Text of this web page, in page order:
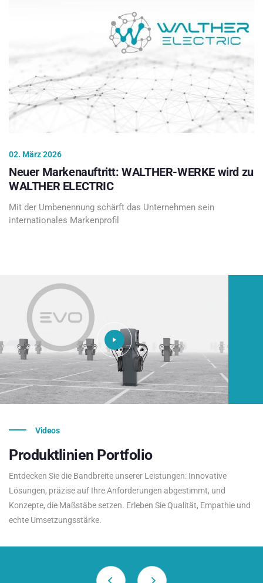
02. März 2026
Neuer Markenauftritt: WALTHER-WERKE wird zu
WALTHER ELECTRIC
Mit der Umbenennung schärft das Unternehmen sein
internationales Markenprofil
Videos
Produktlinien Portfolio
Entdecken Sie die Bandbreite unserer Leistungen: Innovative
Lösungen, präzise auf Ihre Anforderungen abgestimmt, und
Konzepte, die Maßstäbe setzen. Erleben Sie Qualität, Empathie und
echte Umsetzungsstärke.